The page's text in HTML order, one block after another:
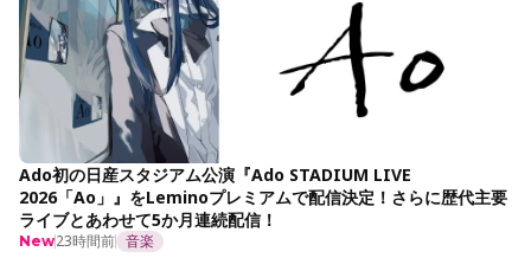
Ado初の日産スタジアム公演『Ado STADIUM LIVE
2026「Ao」』をLeminoプレミアムで配信決定！さらに歴代主要
ライブとあわせて5か月連続配信！
New23時間前 音楽